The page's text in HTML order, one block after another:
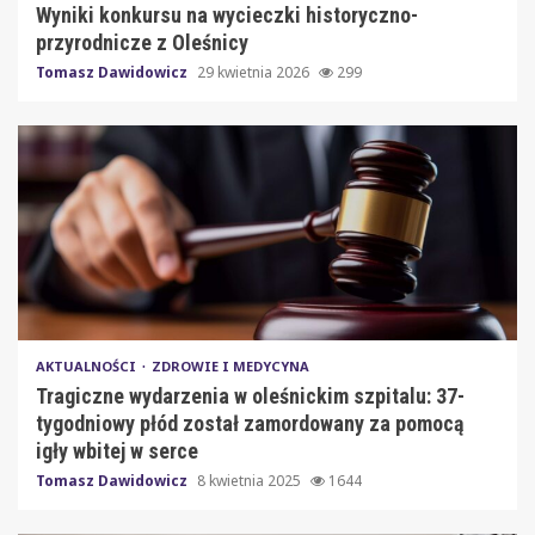
Wyniki konkursu na wycieczki historyczno-
przyrodnicze z Oleśnicy
Tomasz Dawidowicz 29 kwietnia 2026 299
AKTUALNOŚCI ZDROWIE I MEDYCYNA
Tragiczne wydarzenia w oleśnickim szpitalu: 37-
tygodniowy płód został zamordowany za pomocą
igły wbitej w serce
Tomasz Dawidowicz 8 kwietnia 2025 1644